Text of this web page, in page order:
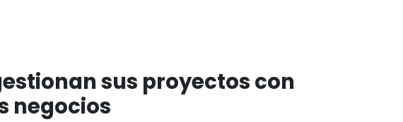
sus proyectos con
negocios